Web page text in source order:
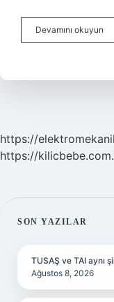
Devamını okuyun
https://
https://
SON YAZILAR
TUSAŞ ve TAI aynı
Ağustos 8, 2026